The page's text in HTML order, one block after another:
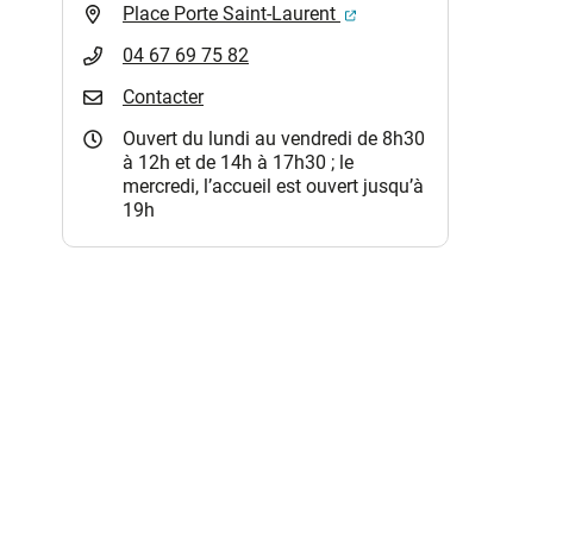
Place Porte Saint-Laurent
(ouverture dans un nouvel
04 67 69 75 82
Contacter
Ouvert du lundi au vendredi de 8h30
à 12h et de 14h à 17h30 ; le
mercredi, l’accueil est ouvert jusqu’à
19h